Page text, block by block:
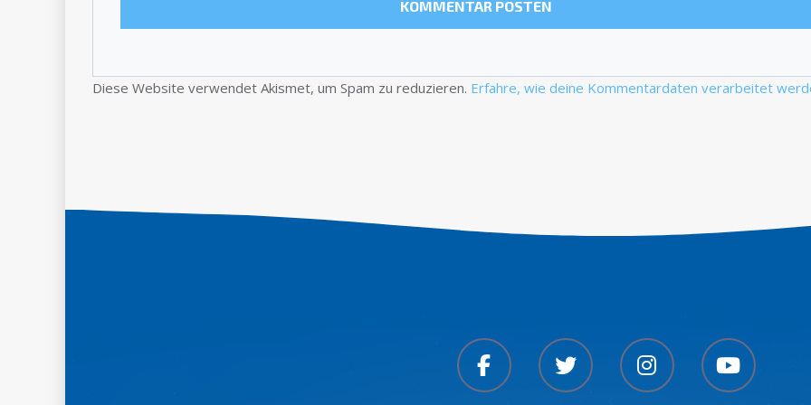
Diese Website verwendet Akismet, um Spam zu reduzieren. Erfahre, wie deine Kommentardaten verarbeitet